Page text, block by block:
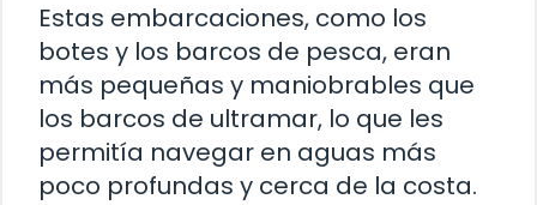
Estas embarcaciones, como los
botes y los barcos de pesca, eran
más pequeñas y maniobrables que
los barcos de ultramar, lo que les
permitía navegar en aguas más
poco profundas y cerca de la costa.